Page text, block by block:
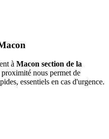
à Macon section de la
nous permet de
essentiels en cas d'urgence.